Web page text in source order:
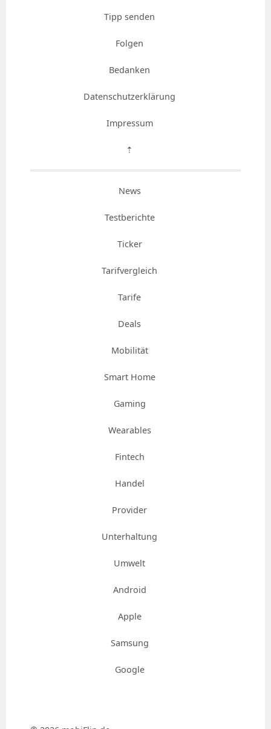
Tipp senden
Folgen
Bedanken
Datenschutzerklärung
Impressum
⇡
News
Testberichte
Ticker
Tarifvergleich
Tarife
Deals
Mobilität
Smart Home
Gaming
Wearables
Fintech
Handel
Provider
Unterhaltung
Umwelt
Android
Apple
Samsung
Google